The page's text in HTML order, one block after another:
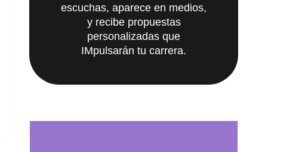
escuchas, aparece en medios,
y recibe propuestas
personalizadas que
IMpulsarán tu carrera.